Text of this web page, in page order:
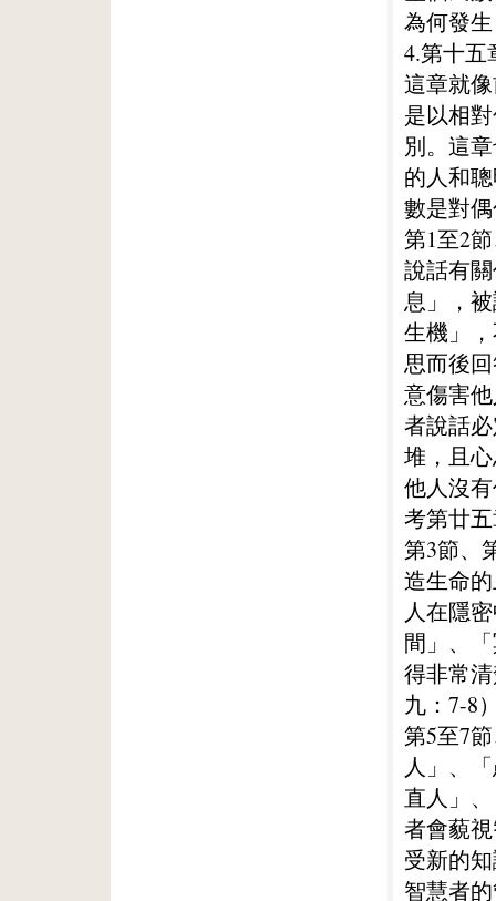
為何發
4.第十五
這章就
是以相
別。這
的人和
數是對
第1至2
說話有
息」，
生機」
思而後
意傷害
者說話
堆，且
他人沒
考第廿
第3節、
造生命
人在隱
間」、
得非常
九：7-8
第5至7
人」、
直人」
者會藐
受新的
智慧者